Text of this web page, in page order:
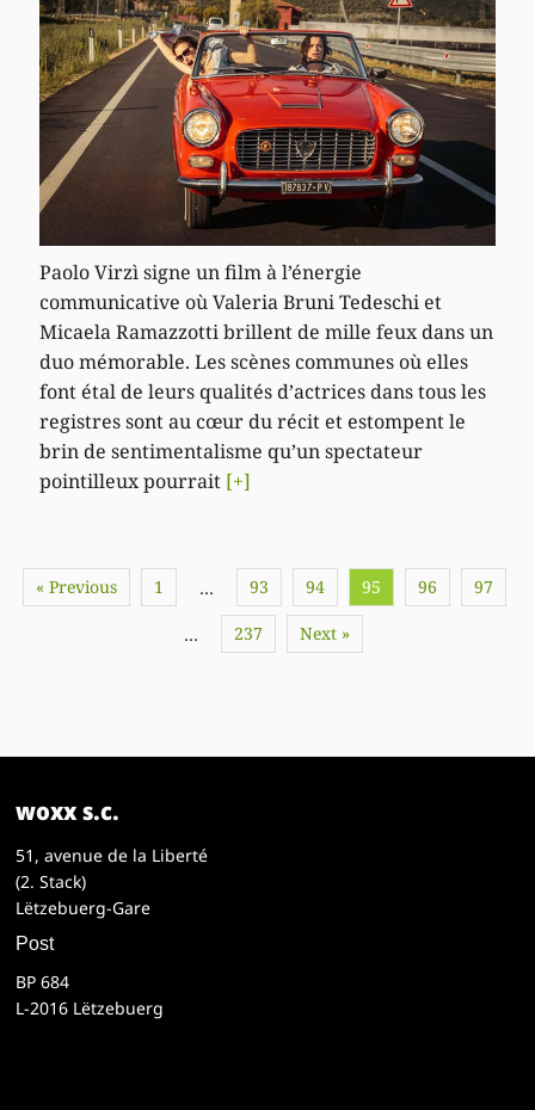
Paolo Virzì signe un film à l’énergie
communicative où Valeria Bruni Tedeschi et
Micaela Ramazzotti brillent de mille feux dans un
duo mémorable. Les scènes communes où elles
font étal de leurs qualités d’actrices dans tous les
registres sont au cœur du récit et estompent le
brin de sentimentalisme qu’un spectateur
pointilleux pourrait [+]
« Previous 1 … 93 94 95 96 97
… 237 Next »
woxx s.c.
51, avenue de la Liberté
(2. Stack)
Lëtzebuerg-Gare
Post
BP 684
L-2016 Lëtzebuerg